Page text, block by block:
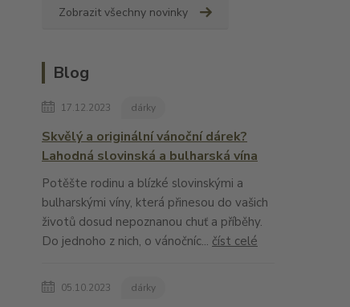
Zobrazit všechny novinky
Blog
17.12.2023 dárky
Skvělý a originální vánoční dárek?
Lahodná slovinská a bulharská vína
Potěšte rodinu a blízké slovinskými a
bulharskými víny, která přinesou do vašich
životů dosud nepoznanou chuť a příběhy.
Do jednoho z nich, o vánočníc... číst celé
05.10.2023 dárky